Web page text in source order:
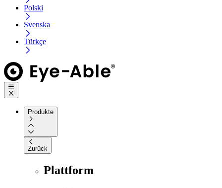
Polski
Svenska
Türkçe
Produkte
Zurück
Plattform